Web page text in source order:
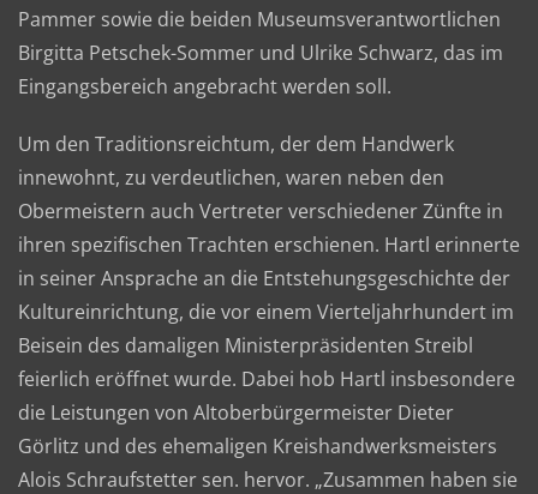
Pammer sowie die beiden Museumsverantwortlichen
Birgitta Petschek-Sommer und Ulrike Schwarz, das im
Eingangsbereich angebracht werden soll.
Um den Traditionsreichtum, der dem Handwerk
innewohnt, zu verdeutlichen, waren neben den
Obermeistern auch Vertreter verschiedener Zünfte in
ihren spezifischen Trachten erschienen. Hartl erinnerte
in seiner Ansprache an die Entstehungsgeschichte der
Kultureinrichtung, die vor einem Vierteljahrhundert im
Beisein des damaligen Ministerpräsidenten Streibl
feierlich eröffnet wurde. Dabei hob Hartl insbesondere
die Leistungen von Altoberbürgermeister Dieter
Görlitz und des ehemaligen Kreishandwerksmeisters
Alois Schraufstetter sen. hervor. „Zusammen haben sie